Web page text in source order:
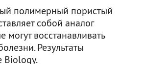
полимерный пористый
собой аналог
восстанавливать
Результаты
Biology.